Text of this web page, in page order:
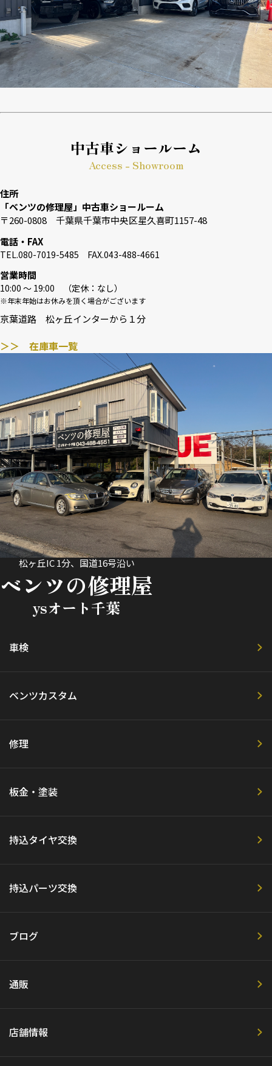
中古車ショールーム
Access - Showroom
住所
「ベンツの修理屋」中古車ショールーム
〒260-0808 千葉県千葉市中央区星久喜町1157-48
電話・FAX
TEL.080-7019-5485 FAX.043-488-4661
営業時間
10:00 〜 19:00 （定休：なし）
※年末年始はお休みを頂く場合がございます
京葉道路 松ヶ丘インターから１分
＞＞ 在庫車一覧
松ヶ丘IC 1分、国道16号沿い
ベンツの修理屋
ysオート千葉
車検
ベンツカスタム
修理
板金・塗装
持込タイヤ交換
持込パーツ交換
ブログ
通販
店舗情報